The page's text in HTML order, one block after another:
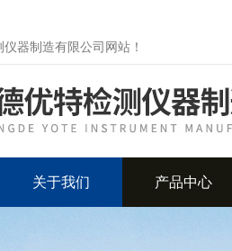
器制造有限公司网站！
关于我们 产品中心